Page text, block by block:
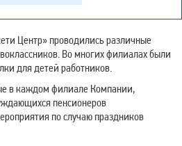
детские оздоровительные
Центр» проводились различные
Во многих филиалах были
для детей работников.
в каждом филиале Компании,
пенсионеров
по случаю праздников